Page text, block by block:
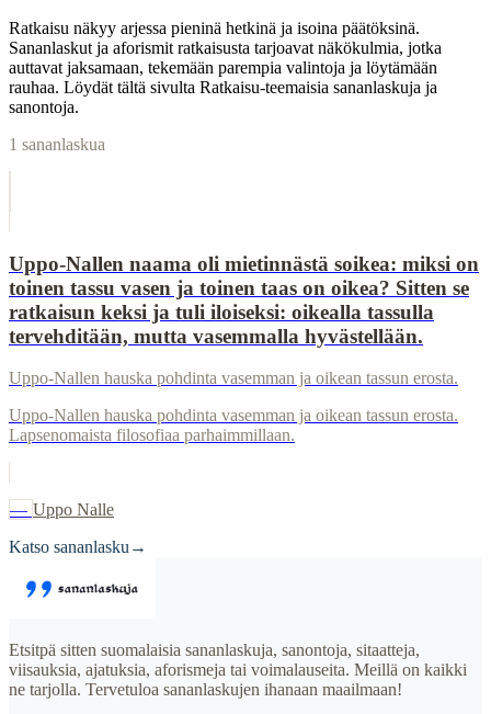
Ratkaisu näkyy arjessa pieninä hetkinä ja isoina päätöksinä.
Sananlaskut ja aforismit ratkaisusta tarjoavat näkökulmia, jotka
auttavat jaksamaan, tekemään parempia valintoja ja löytämään
rauhaa. Löydät tältä sivulta Ratkaisu-teemaisia sananlaskuja ja
sanontoja.
1 sananlaskua
Uppo-Nallen naama oli mietinnästä soikea: miksi on
toinen tassu vasen ja toinen taas on oikea? Sitten se
ratkaisun keksi ja tuli iloiseksi: oikealla tassulla
tervehditään, mutta vasemmalla hyvästellään.
Uppo-Nallen hauska pohdinta vasemman ja oikean tassun erosta.
Uppo-Nallen hauska pohdinta vasemman ja oikean tassun erosta.
Lapsenomaista filosofiaa parhaimmillaan.
— Uppo Nalle
Katso sananlasku →
Etsitpä sitten suomalaisia sananlaskuja, sanontoja, sitaatteja,
viisauksia, ajatuksia, aforismeja tai voimalauseita. Meillä on kaikki
ne tarjolla. Tervetuloa sananlaskujen ihanaan maailmaan!